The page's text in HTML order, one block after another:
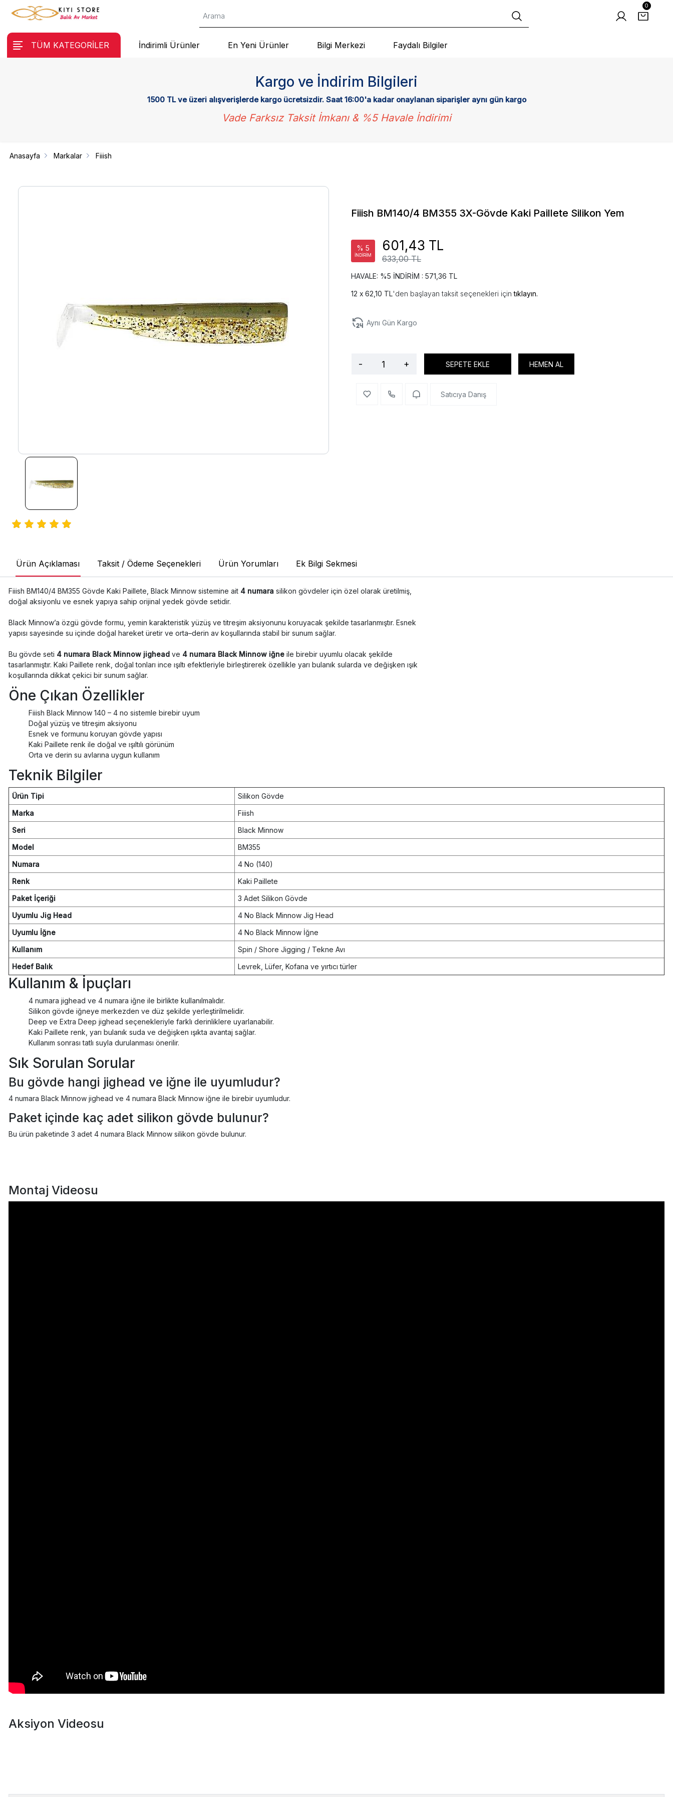
0
TÜM KATEGORİLER İndirimli Ürünler En Yeni Ürünler Bilgi Merkezi Faydalı Bilgiler
Kargo ve İndirim Bilgileri
1500 TL ve üzeri alışverişlerde kargo ücretsizdir. Saat 16:00'a kadar onaylanan siparişler aynı gün kargo
Vade Farksız Taksit İmkanı & %5 Havale İndirimi
Anasayfa Markalar Fiiish
Fiiish BM140/4 BM355 3X-Gövde Kaki Paillete Silikon Yem
% 5
İNDİRİM 633,00 TL
601,43 TL
HAVALE: %5 İNDİRİM : 571,36 TL
62,10 TL'den başlayan taksit seçenekleri içintıklayın.
Aynı Gün Kargo
- + SEPETE EKLE HEMEN AL
Satıcıya Danış
Ürün Açıklaması Taksit / Ödeme Seçenekleri Ürün Yorumları Ek Bilgi Sekmesi
Fiiish BM140/4 BM355 Gövde Kaki Paillete, Black Minnow sistemine ait 4 numara silikon gövdeler için özel olarak üretilmiş,
doğal aksiyonlu ve esnek yapıya sahip orijinal yedek gövde setidir.
Black Minnow’a özgü gövde formu, yemin karakteristik yüzüş ve titreşim aksiyonunu koruyacak şekilde tasarlanmıştır. Esnek
yapısı sayesinde su içinde doğal hareket üretir ve orta–derin av koşullarında stabil bir sunum sağlar.
Bu gövde seti 4 numara Black Minnow jigheadve 4 numara Black Minnow iğneile birebir uyumlu olacak şekilde
tasarlanmıştır. Kaki Paillete renk, doğal tonları ince ışıltı efektleriyle birleştirerek özellikle yarı bulanık sularda ve değişken ışık
koşullarında dikkat çekici bir sunum sağlar.
Öne Çıkan Özellikler
Fiiish Black Minnow 140 – 4 no sistemle birebir uyum
Doğal yüzüş ve titreşim aksiyonu
Esnek ve formunu koruyan gövde yapısı
Kaki Paillete renk ile doğal ve ışıltılı görünüm
Orta ve derin su avlarına uygun kullanım
Teknik Bilgiler
Ürün Tipi
Silikon Gövde
Marka
Fiiish
Seri
Black Minnow
Model
BM355
Numara
4 No (140)
Renk
Kaki Paillete
Paket İçeriği
3 Adet Silikon Gövde
Uyumlu Jig Head
4 No Black Minnow Jig Head
Uyumlu İğne
4 No Black Minnow İğne
Kullanım
Spin / Shore Jigging / Tekne Avı
Hedef Balık
Levrek, Lüfer, Kofana ve yırtıcı türler
Kullanım & İpuçları
4 numara jighead ve 4 numara iğne ile birlikte kullanılmalıdır.
Silikon gövde iğneye merkezden ve düz şekilde yerleştirilmelidir.
Deep ve Extra Deep jighead seçenekleriyle farklı derinliklere uyarlanabilir.
Kaki Paillete renk, yarı bulanık suda ve değişken ışıkta avantaj sağlar.
Kullanım sonrası tatlı suyla durulanması önerilir.
Sık Sorulan Sorular
Bu gövde hangi jighead ve iğne ile uyumludur?
4 numara Black Minnow jighead ve 4 numara Black Minnow iğne ile birebir uyumludur.
Paket içinde kaç adet silikon gövde bulunur?
Bu ürün paketinde 3 adet 4 numara Black Minnow silikon gövde bulunur.
Montaj Videosu
Aksiyon Videosu